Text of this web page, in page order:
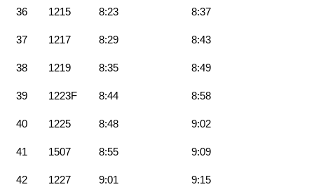
36 1215 8:23 8:37
37 1217 8:29 8:43
38 1219 8:35 8:49
39 1223F 8:44 8:58
40 1225 8:48 9:02
41 1507 8:55 9:09
42 1227 9:01 9:15